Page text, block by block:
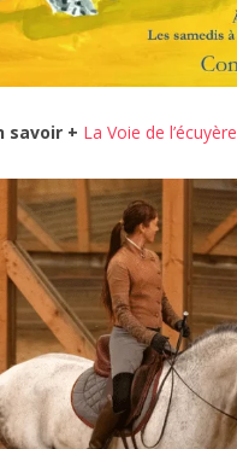
savoir + La Voie de